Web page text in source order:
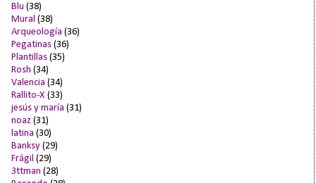
Blu (38)
Mural (38)
Arqueología (36)
Pegatinas (36)
Plantillas (35)
Rosh (34)
Valencia (34)
Rallito-X (33)
jesús y maría (31)
noaz (31)
latina (30)
Banksy (29)
Frágil (29)
3ttman (28)